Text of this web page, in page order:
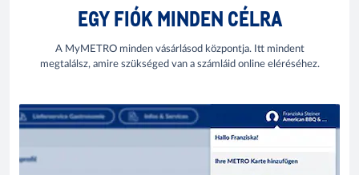
EGY FIÓK MINDEN CÉLRA
A MyMETRO minden vásárlásod központja. Itt mindent
megtalálsz, amire szükséged van a számláid online eléréséhez.